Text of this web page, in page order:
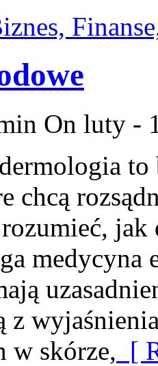
On luty -
chcą
medycyna
z
w skórze, [